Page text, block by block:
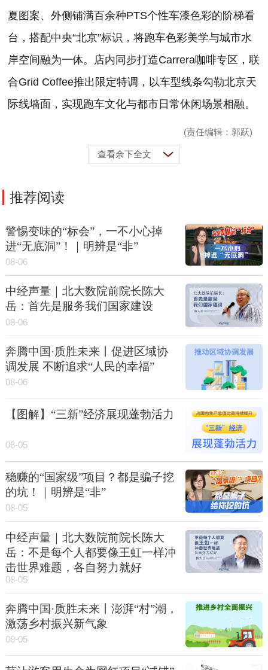
夏图案、外侧铺满百余种PTS个性车漆色彩的阶梯看
台，搭配中央“北京”标识，将跑车色彩美学与城市水
岸空间融为一体。店内同步打造Carrera咖啡专区，联
合Grid Coffee推出限定特调，以车型线条勾勒北京天
际线墙面，实现跑车文化与都市日常休闲场景相融。
(责任编辑：郭跃)
查看余下全文
推荐阅读
警惕变味的“标会”，一不小心掉
进“无底洞”！｜明辨是“非”
08-06
中经声量｜北大数院前院长陈大
岳：首先是服务我们国家建设
08-06
奔腾中国·质胜未来丨促进区域协
调发展 不断追求“人民的幸福”
08-06
【图解】“三新”经济展现蓬勃活力
08-05
稳赚的“国家级”项目？都是骗子挖
的坑！｜明辨是“非”
08-05
中经声量｜北大数院前院长陈大
岳：不是每个人都要像王虹一样冲
击世界难题，各自努力就好
08-05
奔腾中国·质胜未来丨澎湃“村”潮，
激荡乡村振兴新气象
08-05